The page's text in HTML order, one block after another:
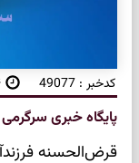
کدخبر : 49077
پایگاه خبری